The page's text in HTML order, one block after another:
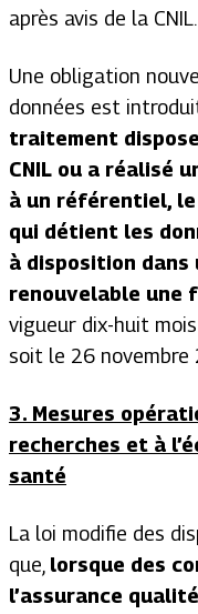
après avis de la CNIL.
Une obligation
données est
traitement
CNIL ou a réalisé
à un référentiel,
qui détient les
à disposition dans
renouvelable une
vigueur dix-huit
soit le 26 novembre
3. Mesures
recherches et à
santé
La loi modifie des
que, lorsque des
l’assurance